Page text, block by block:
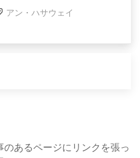
アン・ハサウェイ
あるページにリンクを張っ